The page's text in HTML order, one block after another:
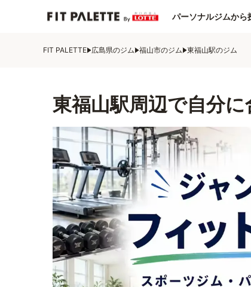
パーソナルジムから
FIT PALETTE 広島県のジム 福山市のジム 東福山駅のジム
東福山駅周辺で自分